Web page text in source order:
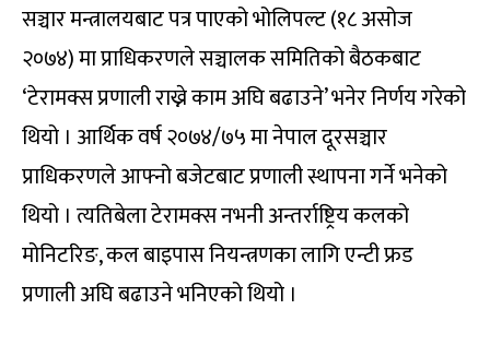
सञ्चार मन्त्रालयबाट पत्र पाएको भोलिपल्ट (१८ असोज
२०७४) मा प्राधिकरणले सञ्चालक समितिको बैठकबाट
‘टेरामक्स प्रणाली राख्ने काम अघि बढाउने’ भनेर निर्णय गरेको
थियो । आर्थिक वर्ष २०७४/७५ मा नेपाल दूरसञ्चार
प्राधिकरणले आफ्नो बजेटबाट प्रणाली स्थापना गर्ने भनेको
थियो । त्यतिबेला टेरामक्स नभनी अन्तर्राष्ट्रिय कलको
मोनिटरिङ, कल बाइपास नियन्त्रणका लागि एन्टी फ्रड
प्रणाली अघि बढाउने भनिएको थियो ।